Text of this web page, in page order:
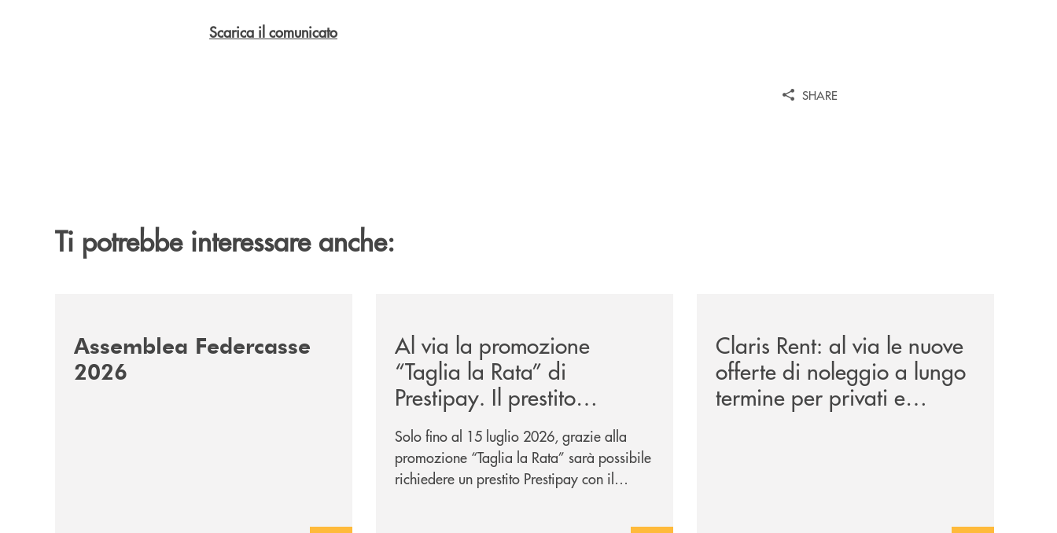
Scarica il comunicato
SHARE
Ti potrebbe interessare anche:
Assemblea Federcasse
2026
Al via la promozione
“Taglia la Rata” di
Prestipay. Il prestito
personale che si fa in due
per te!
Solo fino al 15 luglio 2026, grazie alla
promozione “Taglia la Rata” sarà possibile
richiedere un prestito Prestipay con il
Claris Rent: al via le nuove
offerte di noleggio a lungo
termine per privati e